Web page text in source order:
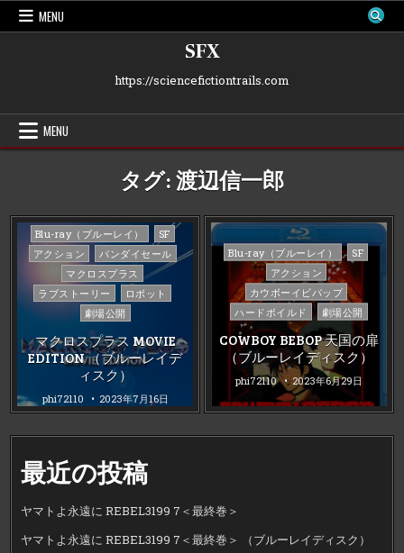
Skip
MENU
SFX
https://sciencefictiontrails.com
MENU
タグ:渡辺信一郎
Posted
in
Blu-ray（ブルーレイ）
SF
アクション
バンダイセール
マクロスプラス
ラブストーリー
ロボット
劇場公開
マクロスプラス MOVIE
EDITION （ブルーレイデ
ィスク）
phi72110 2023年7月16日
Posted
Blu-ray（ブルーレイ）
SF
アクション
カウボーイビバップ
ハードボイルド
劇場公開
COWBOY BEBOP 天国の扉
（ブルーレイディスク）
phi72110 2023年6月29日
最近の投稿
ヤマトよ永遠に REBEL3199 7＜最終巻＞
ヤマトよ永遠に REBEL3199 7＜最終巻＞ （ブルーレイディスク）